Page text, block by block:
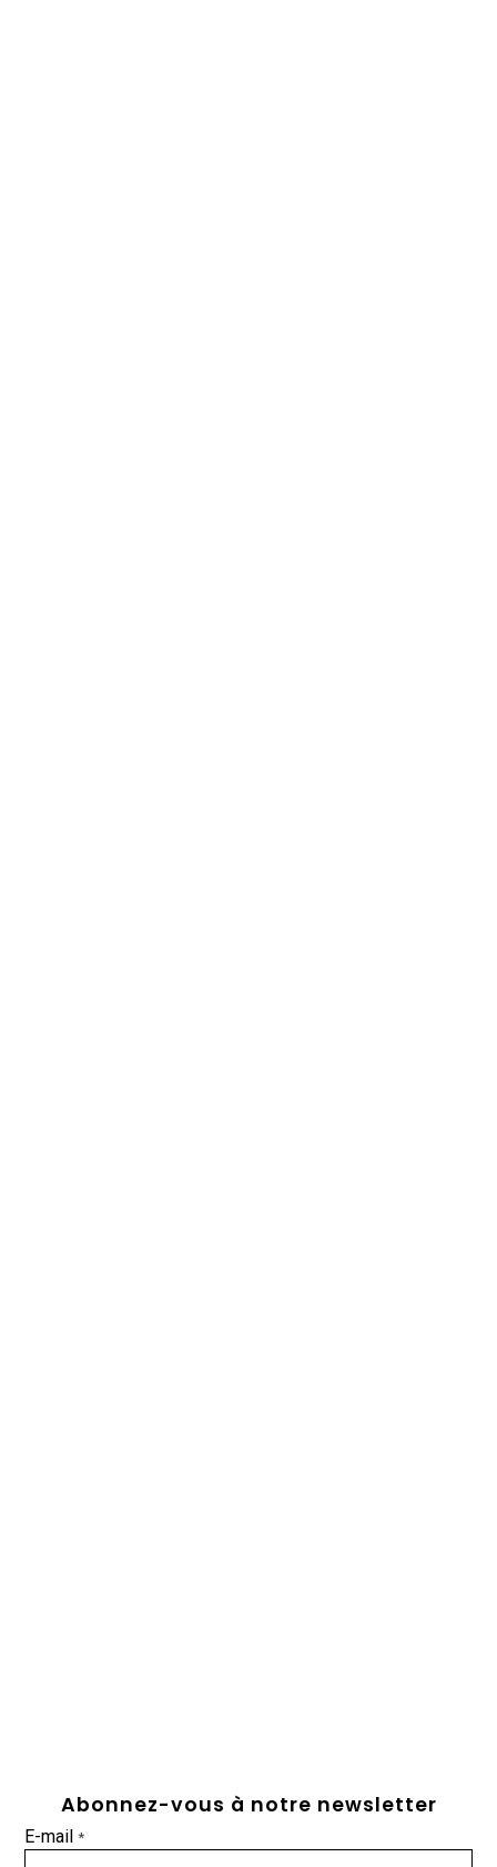
Abonnez-vous à notre newsletter
E-mail*